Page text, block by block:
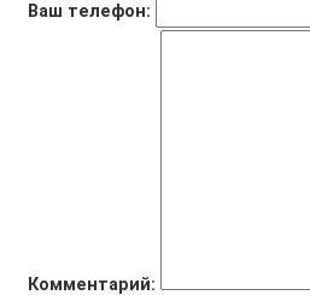
Ваш телефон:
Комментарий: